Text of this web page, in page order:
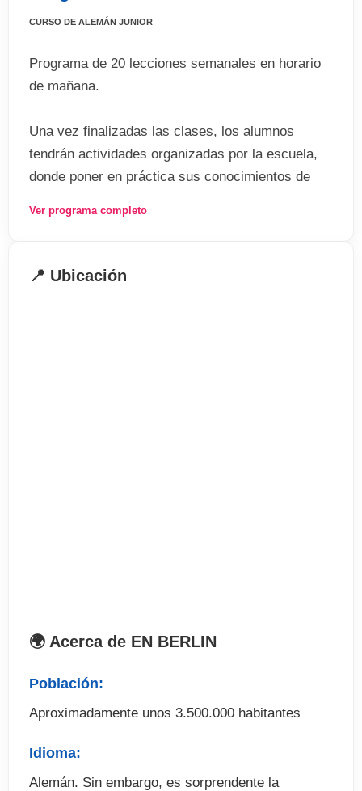
CURSO DE ALEMÁN JUNIOR
Programa de 20 lecciones semanales en horario
de mañana.
Una vez finalizadas las clases, los alumnos
tendrán actividades organizadas por la escuela,
donde poner en práctica sus conocimientos de
. Abono de transporte
. Traslados aeropuerto
Ver programa completo
📍 Ubicación
🌍 Acerca de EN BERLIN
Población:
Aproximadamente unos 3.500.000 habitantes
Idioma:
Alemán. Sin embargo, es sorprendente la